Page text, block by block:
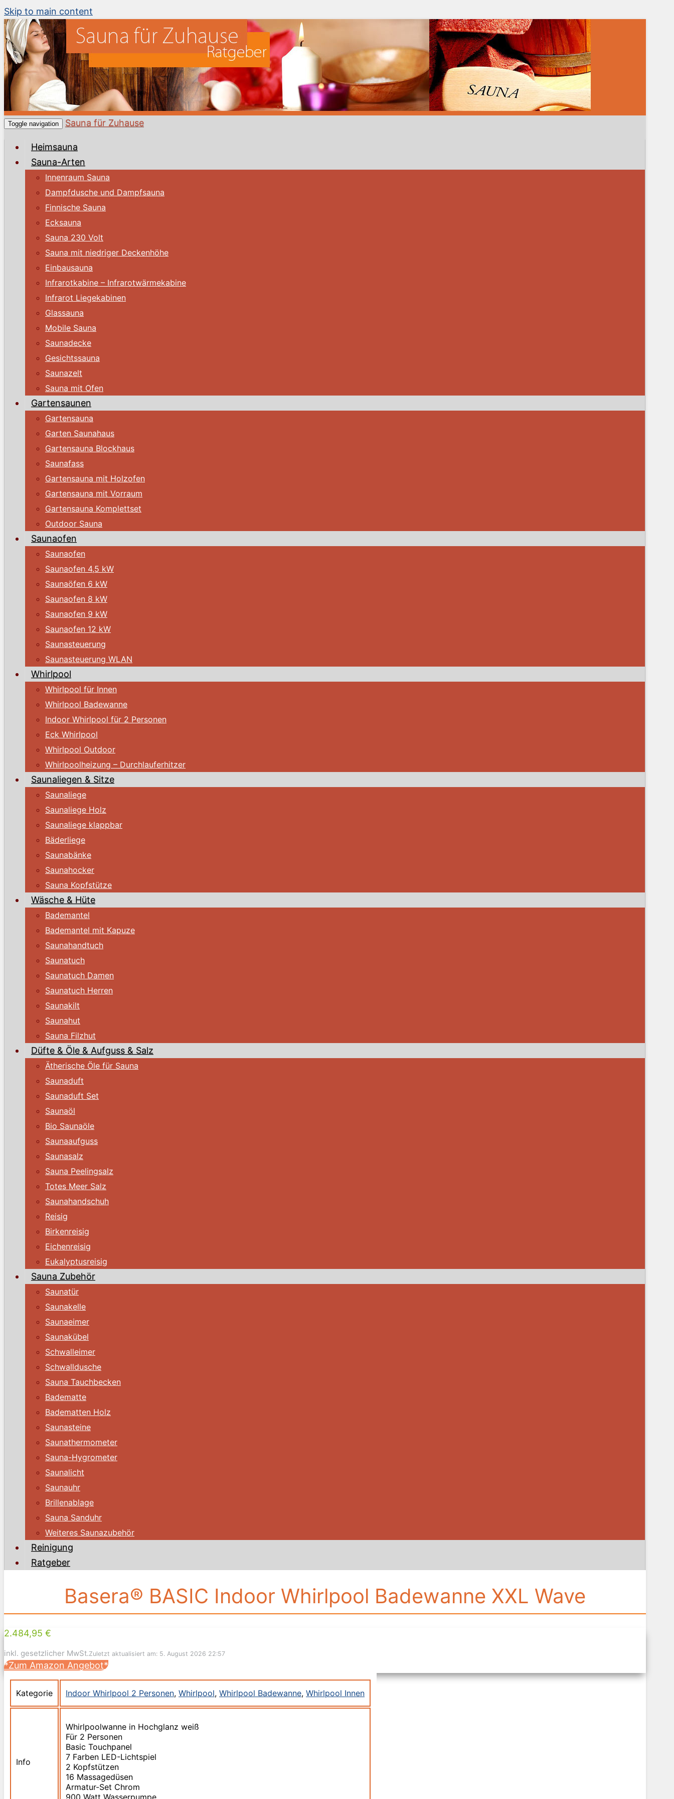
Skip to main content
Toggle navigation Sauna für Zuhause
Heimsauna
Sauna-Arten
Innenraum Sauna
Dampfdusche und Dampfsauna
Finnische Sauna
Ecksauna
Sauna 230 Volt
Sauna mit niedriger Deckenhöhe
Einbausauna
Infrarotkabine – Infrarotwärmekabine
Infrarot Liegekabinen
Glassauna
Mobile Sauna
Saunadecke
Gesichtssauna
Saunazelt
Sauna mit Ofen
Gartensaunen
Gartensauna
Garten Saunahaus
Gartensauna Blockhaus
Saunafass
Gartensauna mit Holzofen
Gartensauna mit Vorraum
Gartensauna Komplettset
Outdoor Sauna
Saunaofen
Saunaofen
Saunaofen 4,5 kW
Saunaöfen 6 kW
Saunaofen 8 kW
Saunaofen 9 kW
Saunaofen 12 kW
Saunasteuerung
Saunasteuerung WLAN
Whirlpool
Whirlpool für Innen
Whirlpool Badewanne
Indoor Whirlpool für 2 Personen
Eck Whirlpool
Whirlpool Outdoor
Whirlpoolheizung – Durchlauferhitzer
Saunaliegen & Sitze
Saunaliege
Saunaliege Holz
Saunaliege klappbar
Bäderliege
Saunabänke
Saunahocker
Sauna Kopfstütze
Wäsche & Hüte
Bademantel
Bademantel mit Kapuze
Saunahandtuch
Saunatuch
Saunatuch Damen
Saunatuch Herren
Saunakilt
Saunahut
Sauna Filzhut
Düfte & Öle & Aufguss & Salz
Ätherische Öle für Sauna
Saunaduft
Saunaduft Set
Saunaöl
Bio Saunaöle
Saunaaufguss
Saunasalz
Sauna Peelingsalz
Totes Meer Salz
Saunahandschuh
Reisig
Birkenreisig
Eichenreisig
Eukalyptusreisig
Sauna Zubehör
Saunatür
Saunakelle
Saunaeimer
Saunakübel
Schwalleimer
Schwalldusche
Sauna Tauchbecken
Badematte
Badematten Holz
Saunasteine
Saunathermometer
Sauna-Hygrometer
Saunalicht
Saunauhr
Brillenablage
Sauna Sanduhr
Weiteres Saunazubehör
Reinigung
Ratgeber
Basera® BASIC Indoor Whirlpool Badewanne XXL Wave
2.484,95 €
inkl. gesetzlicher MwSt.Zuletzt aktualisiert am: 5. August 2026 22:57
*Zum Amazon Angebot*
Kategorie Indoor Whirlpool 2 Personen, Whirlpool, Whirlpool Badewanne, Whirlpool Innen
Info
Whirlpoolwanne in Hochglanz weiß
Für 2 Personen
Basic Touchpanel
7 Farben LED-Lichtspiel
2 Kopfstützen
16 Massagedüsen
Armatur-Set Chrom
900 Watt Wasserpumpe